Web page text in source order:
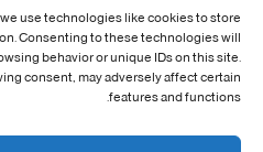
use technologies like cookies to store
Consenting to these technologies will
behavior or unique IDs on this site.
consent, may adversely affect certain
features and functions.
معلومات الاتصال
Address:
جامعة العربي التبسي طريق